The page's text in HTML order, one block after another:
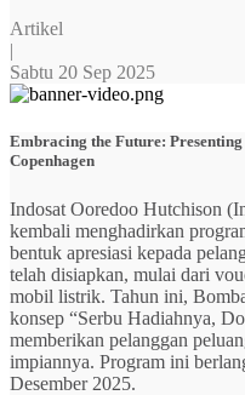
Artikel
|
Sabtu 20 Sep 2025
Embracing the Future:
Copenhagen
Indosat Ooredoo Hutchison
kembali menghadirkan
bentuk apresiasi kepada
telah disiapkan, mulai dari
mobil listrik. Tahun ini,
konsep “Serbu Hadiahnya,
memberikan pelanggan
impiannya. Program ini
Desember 2025.